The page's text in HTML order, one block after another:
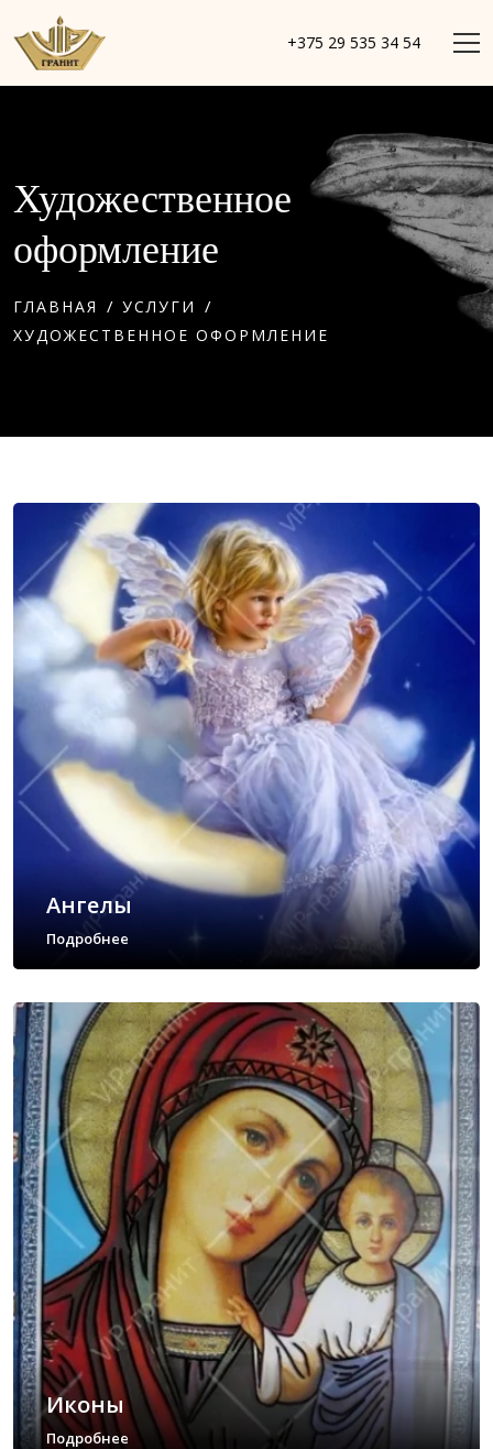
+375 29 535 34 54
Художественное
оформление
ГЛАВНАЯ / УСЛУГИ /
ХУДОЖЕСТВЕННОЕ ОФОРМЛЕНИЕ
Ангелы
Подробнее
Иконы
Подробнее